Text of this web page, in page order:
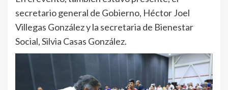
secretario general de Gobierno, Héctor Joel
Villegas González y la secretaria de Bienestar
Social, Silvia Casas González.